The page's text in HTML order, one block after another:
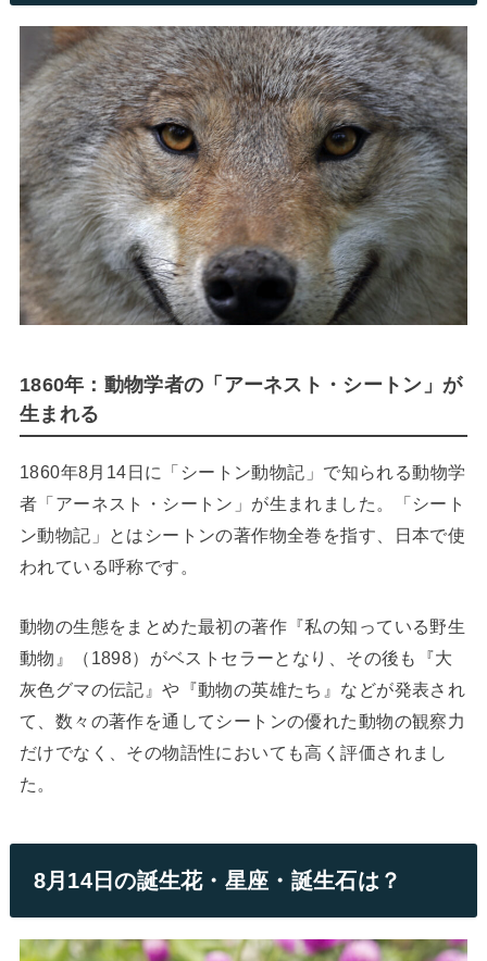
1860年：動物学者の「アーネスト・シートン」が
生まれる
1860年8月14日に「シートン動物記」で知られる動物学
者「アーネスト・シートン」が生まれました。「シート
ン動物記」とはシートンの著作物全巻を指す、日本で使
われている呼称です。
動物の生態をまとめた最初の著作『私の知っている野生
動物』（1898）がベストセラーとなり、その後も『大
灰色グマの伝記』や『動物の英雄たち』などが発表され
て、数々の著作を通してシートンの優れた動物の観察力
だけでなく、その物語性においても高く評価されまし
た。
8月14日の誕生花・星座・誕生石は？